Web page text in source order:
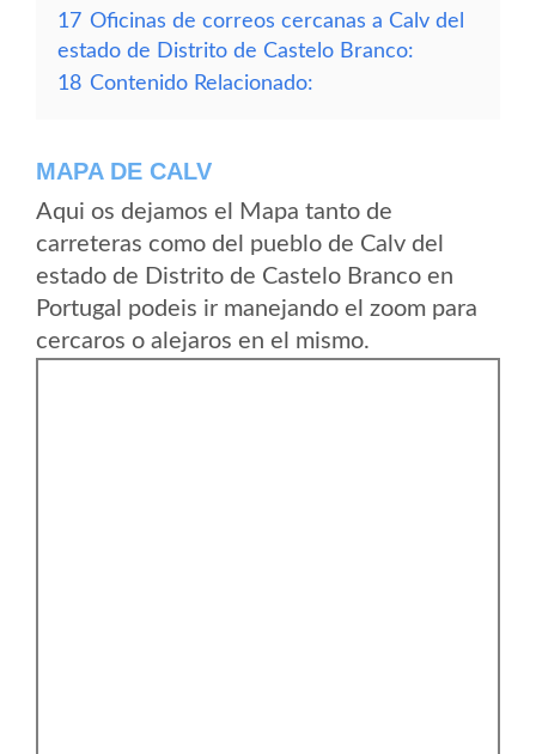
17 Oficinas de correos cercanas a Calv del
estado de Distrito de Castelo Branco:
18 Contenido Relacionado:
MAPA DE CALV
Aqui os dejamos el Mapa tanto de
carreteras como del pueblo de Calv del
estado de Distrito de Castelo Branco en
Portugal podeis ir manejando el zoom para
cercaros o alejaros en el mismo.